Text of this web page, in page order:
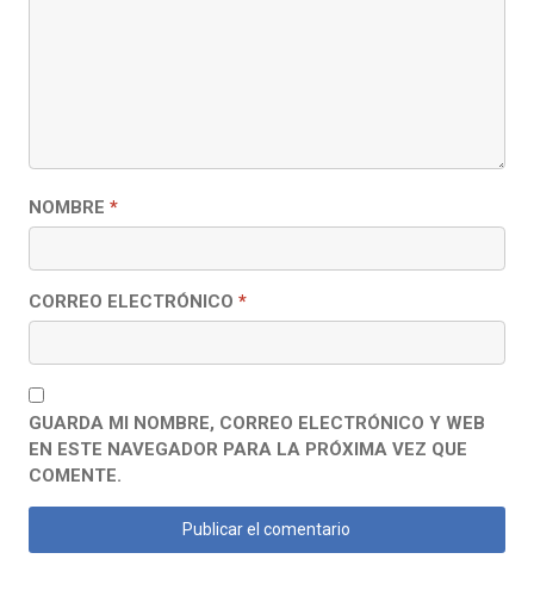
NOMBRE *
CORREO ELECTRÓNICO *
GUARDA MI NOMBRE, CORREO ELECTRÓNICO Y WEB
EN ESTE NAVEGADOR PARA LA PRÓXIMA VEZ QUE
COMENTE.